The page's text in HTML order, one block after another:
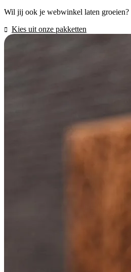
Wil jij ook je webwinkel laten groeien?
Kies uit onze pakketten